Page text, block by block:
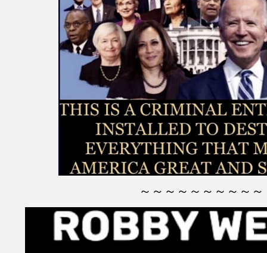
～～～～～～～～～～